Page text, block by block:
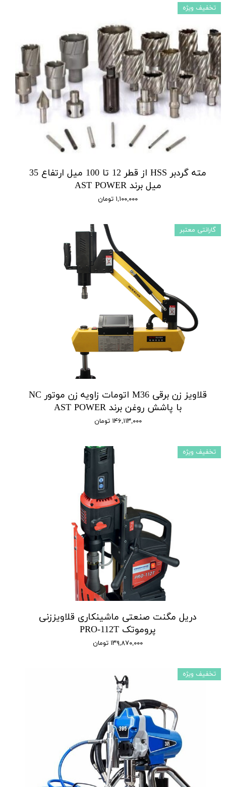
مته گردبر HSS از قطر 12 تا 100 میل ارتفاع 35
میل برند AST POWER
۱,۱۰۰,۰۰۰ تومان
تخفیف ویژه
قلاویز زن برقی M36 اتومات زاویه زن موتور NC
با پاشش روغن برند AST POWER
۱۴۶,۱۱۳,۰۰۰ تومان
گارانتی معتبر
دریل مگنت صنعتی ماشینکاری قلاویززنی
پروموتک PRO-112T
۱۳۹,۸۷۰,۰۰۰ تومان
تخفیف ویژه
تخفیف ویژه